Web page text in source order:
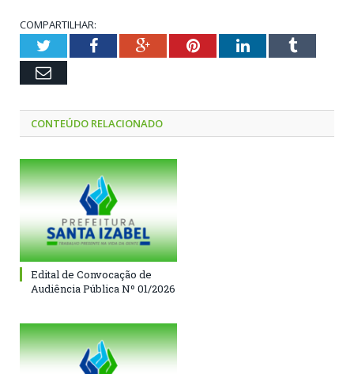
COMPARTILHAR:
TwitterFacebookGoogle+PinterestLinkedInTumblr
Email
CONTEÚDO RELACIONADO
Edital de Convocação de
Audiência Pública Nº 01/2026